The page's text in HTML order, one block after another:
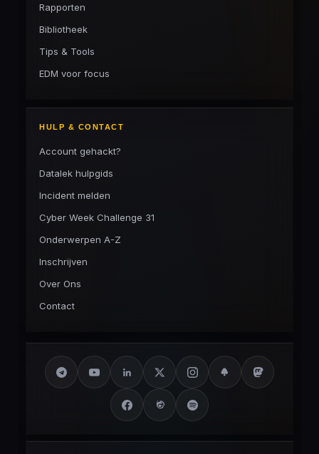
Rapporten
Bibliotheek
Tips & Tools
EDM voor focus
HULP & CONTACT
Account gehackt?
Datalek hulpgids
Incident melden
Cyber Week Challenge 31
Onderwerpen A-Z
Inschrijven
Over Ons
Contact